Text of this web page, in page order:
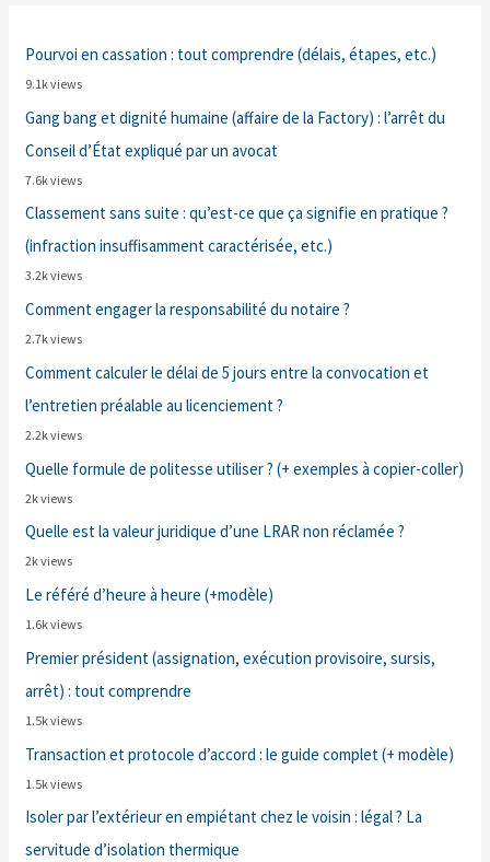
Pourvoi en cassation : tout comprendre (délais, étapes, etc.)
9.1k views
Gang bang et dignité humaine (affaire de la Factory) : l’arrêt du
Conseil d’État expliqué par un avocat
7.6k views
Classement sans suite : qu’est-ce que ça signifie en pratique ?
(infraction insuffisamment caractérisée, etc.)
3.2k views
Comment engager la responsabilité du notaire ?
2.7k views
Comment calculer le délai de 5 jours entre la convocation et
l’entretien préalable au licenciement ?
2.2k views
Quelle formule de politesse utiliser ? (+ exemples à copier-coller)
2k views
Quelle est la valeur juridique d’une LRAR non réclamée ?
2k views
Le référé d’heure à heure (+modèle)
1.6k views
Premier président (assignation, exécution provisoire, sursis,
arrêt) : tout comprendre
1.5k views
Transaction et protocole d’accord : le guide complet (+ modèle)
1.5k views
Isoler par l’extérieur en empiétant chez le voisin : légal ? La
servitude d’isolation thermique